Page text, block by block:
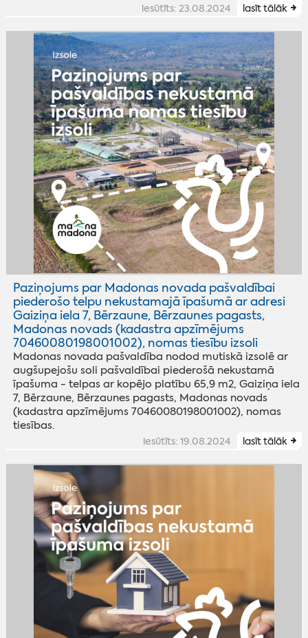
iesūtīts: 23.08.2024 lasīt tālāk
Paziņojums par Madonas novada pašvaldībai
piederošo telpu nekustamajā īpašumā ar adresi
Gaiziņa iela 7, Bērzaune, Bērzaunes pagasts,
Madonas novads (kadastra apzīmējums
70460080198001002), nomas tiesību izsoli
Madonas novada pašvaldība nodod mutiskā izsolē ar
augšupejošu soli pašvaldībai piederošā nekustamā
īpašuma - telpas ar kopējo platību 65,9 m2, Gaiziņa iela
7, Bērzaune, Bērzaunes pagasts, Madonas novads
(kadastra apzīmējums 70460080198001002), nomas
tiesības.
iesūtīts: 19.08.2024 lasīt tālāk